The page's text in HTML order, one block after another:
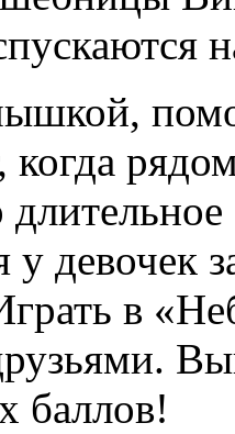
у девочек
в
баллов!